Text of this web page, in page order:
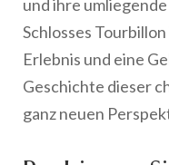
und ihre
Schlosses
Erlebnis und eine
Geschichte dieser
ganz neuen